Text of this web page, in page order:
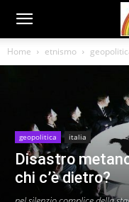
Home etnismo
geopolitica italia
Disastro
chi c’è dietro?